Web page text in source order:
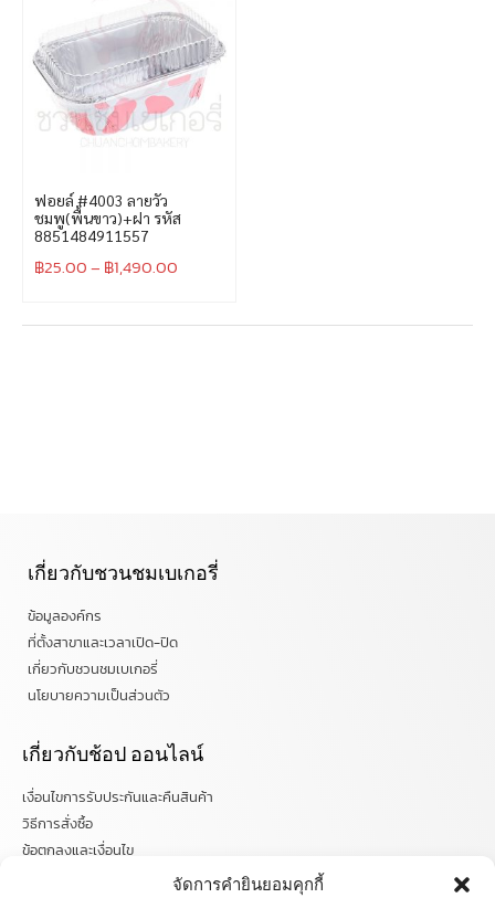
จัดการคำยินยอมคุกกี้
ฟอยล์ #4003 ลายวัว
ชมพู(พื้นขาว)+ฝา รหัส
8851484911557
฿25.00– ฿1,490.00
เกี่ยวกับชวนชมเบเกอรี่
ข้อมูลองค์กร
ที่ตั้งสาขาและเวลาเปิด-ปิด
เกี่ยวกับชวนชมเบเกอรี่
นโยบายความเป็นส่วนตัว
เกี่ยวกับช้อป ออนไลน์
เงื่อนไขการรับประกันและคืนสินค้า
วิธีการสั่งซื้อ
ข้อตกลงและเงื่อนไข